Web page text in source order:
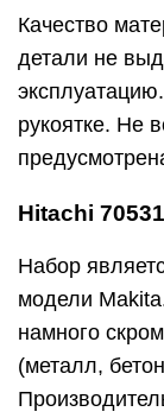
Защелки на
аккуратного
у отвертки
хватает
BOSCH X-
Компания
компактностью
предмета,